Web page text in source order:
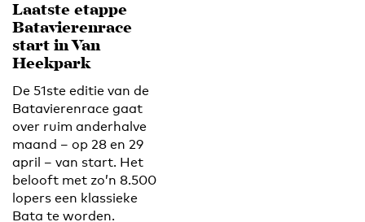
Laatste etappe
Batavierenrace
start in Van
Heekpark
De 51ste editie van de
Batavierenrace gaat
over ruim anderhalve
maand – op 28 en 29
april – van start. Het
belooft met zo’n 8.500
lopers een klassieke
Bata te worden.